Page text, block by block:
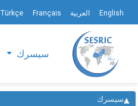
English العربية Français
Türkçe
سيسرك
سيسرك